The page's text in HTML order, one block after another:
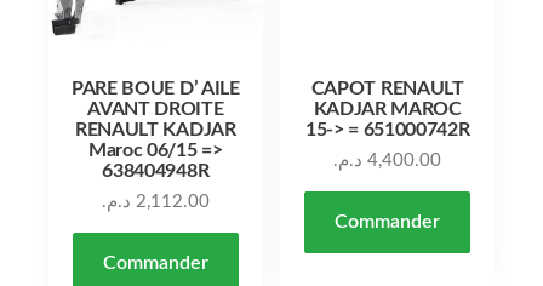
PARE BOUE D’ AILE
AVANT DROITE
RENAULT KADJAR
Maroc 06/15 =>
638404948R
2,112.00 د.م.
Commander
CAPOT RENAULT
KADJAR MAROC
15-> = 651000742R
4,400.00 د.م.
Commander